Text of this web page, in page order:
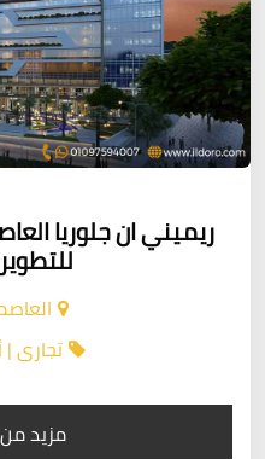
ريميني ان جلوريا
تجارى
مزيد